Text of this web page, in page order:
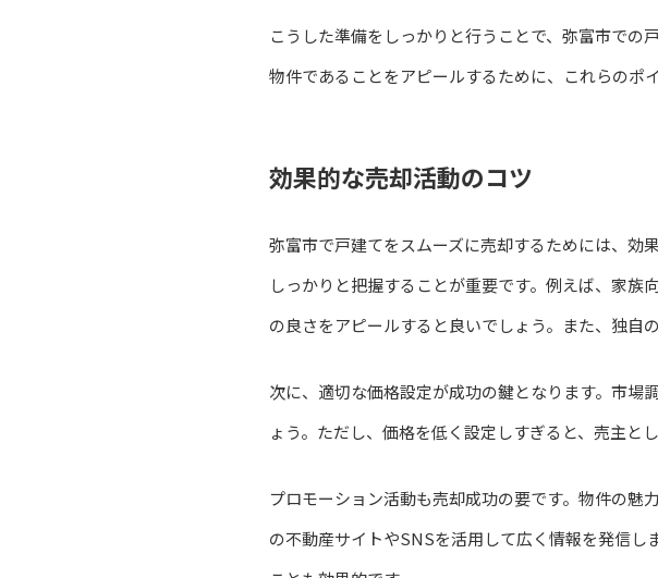
こうした準備をしっかりと行うことで、弥富市での
物件であることをアピールするために、これらのポ
効果的な売却活動のコツ
弥富市で戸建てをスムーズに売却するためには、効
しっかりと把握することが重要です。例えば、家
の良さをアピールすると良いでしょう。また、独自
次に、適切な価格設定が成功の鍵となります。市場
ょう。ただし、価格を低く設定しすぎると、売主と
プロモーション活動も売却成功の要です。物件の
の不動産サイトやSNSを活用して広く情報を発信し